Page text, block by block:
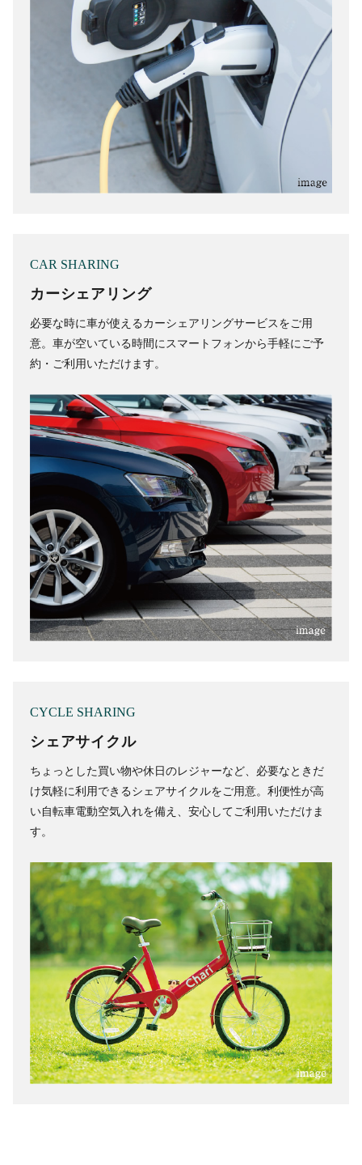
CAR SHARING
カーシェアリング
必要な時に車が使えるカーシェアリングサービスをご用
意。車が空いている時間にスマートフォンから手軽にご予
約・ご利用いただけます。
CYCLE SHARING
シェアサイクル
ちょっとした買い物や休日のレジャーなど、必要なときだ
け気軽に利用できるシェアサイクルをご用意。利便性が高
い自転車電動空気入れを備え、安心してご利用いただけま
す。